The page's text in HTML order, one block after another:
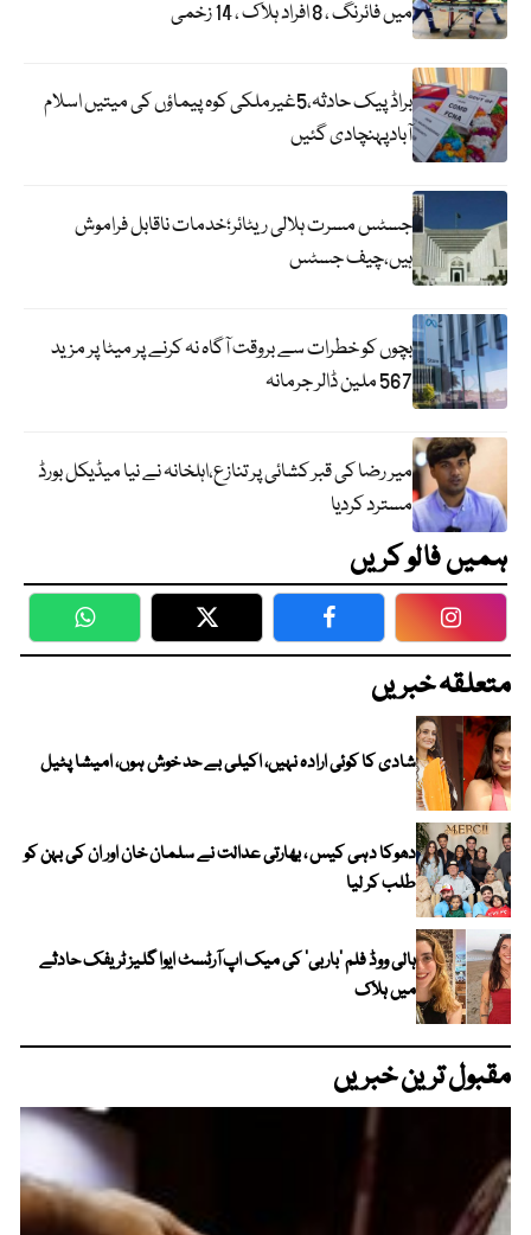
میں فائرنگ ، 8 افراد ہلاک ، 14 زخمی
براڈ پیک حادثہ،5غیرملکی کوہ پیماؤں کی میتیں اسلام
آبادپہنچادی گئیں
جسٹس مسرت ہلالی ریٹائر؛خدمات ناقابل فراموش
ہیں،چیف جسٹس
بچوں کو خطرات سے بروقت آگاہ نہ کرنے پر میٹا پر مزید
567 ملین ڈالر جرمانہ
میر رضا کی قبر کشائی پر تنازع،اہلخانہ نے نیا میڈیکل بورڈ
مسترد کردیا
ہمیں فالو کریں
WhatsApp Twitter Facebook
متعلقہ خبریں
شادی کا کوئی ارادہ نہیں، اکیلی بے حد خوش ہوں، امیشا پٹیل
دھوکا دہی کیس ، بھارتی عدالت نے سلمان خان اور ان کی بہن کو
طلب کر لیا
ہالی ووڈ فلم ’باربی‘ کی میک اپ آرٹسٹ ایوا گلیز ٹریفک حادثے
میں ہلاک
مقبول ترین خبریں